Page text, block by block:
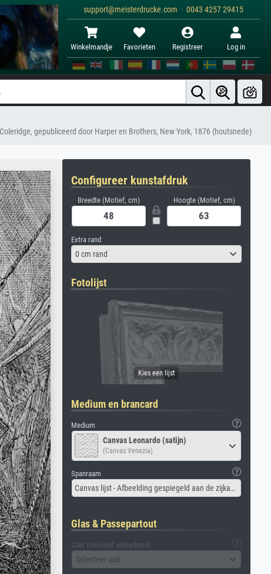
support@meisterdrucke.com · 0043 4257 29415
Winkelmandje Favorieten Registreer Log in
gepubliceerd door Harper en Brothers, New York, 1876 (houtsnede)
Configureer kunstafdruk
Breedte (Motief, cm) Hoogte (Motief, cm)
Extra rand
0 cm rand
Fotolijst
Medium en brancard
Medium
Canvas Leonardo (satijn)
(Canvas Venezia)
Spanraam
Canvas lijst - Afbeelding gespiegeld aan de zijkant
Glas & Passepartout
Glas (inclusief achterbord)
Selecteer aub